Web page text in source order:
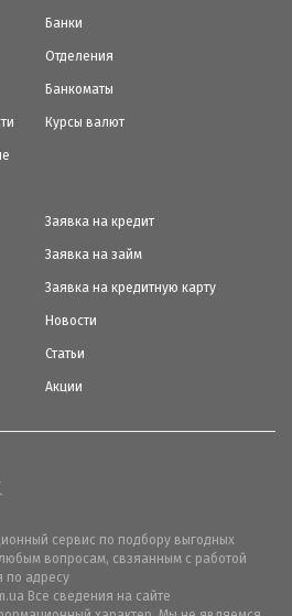
Банки
Отделения
Банкоматы
Курсы валют
Заявка на кредит
Заявка на займ
Заявка на кредитную карту
Новости
Статьи
Акции
сервис по подбору выгодных
вопросам, свзяанным с работой
по адресу
Все сведения на сайте